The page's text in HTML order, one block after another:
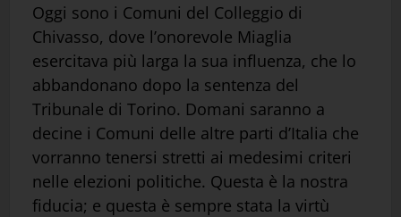
Oggi sono i Comuni del Colleggio di
Chivasso, dove l’onorevole Miaglia
esercitava più larga la sua influenza, che lo
abbandonano dopo la sentenza del
Tribunale di Torino. Domani saranno a
decine i Comuni delle altre parti d’Italia che
vorranno tenersi stretti ai medesimi criteri
nelle elezioni politiche. Questa è la nostra
fiducia; e questa è sempre stata la virtù